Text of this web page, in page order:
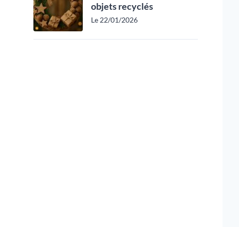
objets recyclés
Le 22/01/2026